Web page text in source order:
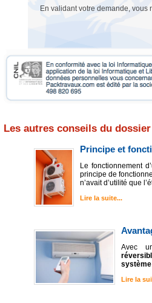
En validant votre demande,
Les autres conseils du
Principe et
Le fonctionnement
principe de
n’avait d’utilité que
Lire la suite...
Avec
système
Lire la